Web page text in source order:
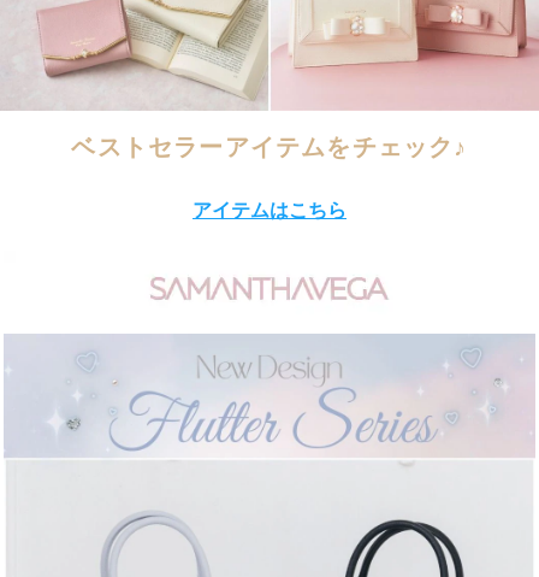
ベストセラーアイテムをチェック♪
アイテムはこちら